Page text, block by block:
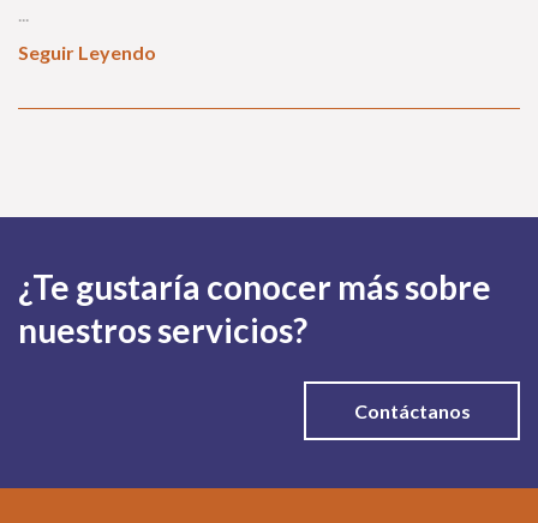
...
Seguir Leyendo
¿Te gustaría conocer más sobre
nuestros servicios?
Contáctanos